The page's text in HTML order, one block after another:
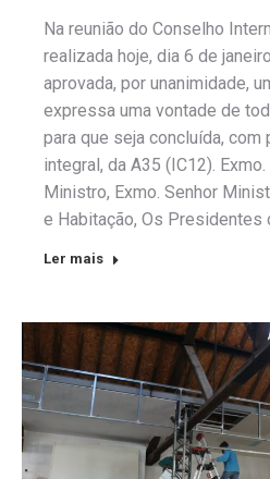
Na reunião do Conselho
realizada hoje, dia 6 de
aprovada, por unanimidade,
expressa uma vontade de
para que seja concluída,
integral, da A35 (IC12).
Ministro, Exmo. Senhor
e Habitação, Os Presidentes
Ler mais